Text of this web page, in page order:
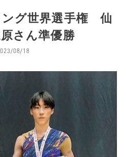
グ世界選手権 仙
さん準優勝
08/18